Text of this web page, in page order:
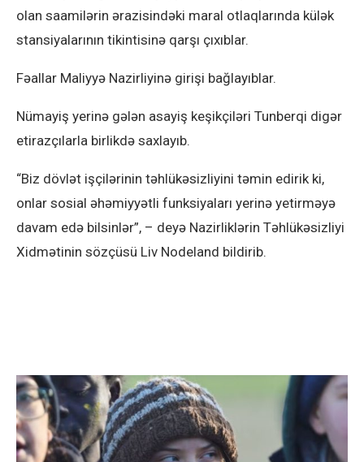
olan saamilərin ərazisindəki maral otlaqlarında külək
stansiyalarının tikintisinə qarşı çıxıblar.
Fəallar Maliyyə Nazirliyinə girişi bağlayıblar.
Nümayiş yerinə gələn asayiş keşikçiləri Tunberqi digər
etirazçılarla birlikdə saxlayıb.
“Biz dövlət işçilərinin təhlükəsizliyini təmin edirik ki,
onlar sosial əhəmiyyətli funksiyaları yerinə yetirməyə
davam edə bilsinlər”, – deyə Nazirliklərin Təhlükəsizliyi
Xidmətinin sözçüsü Liv Nodeland bildirib.